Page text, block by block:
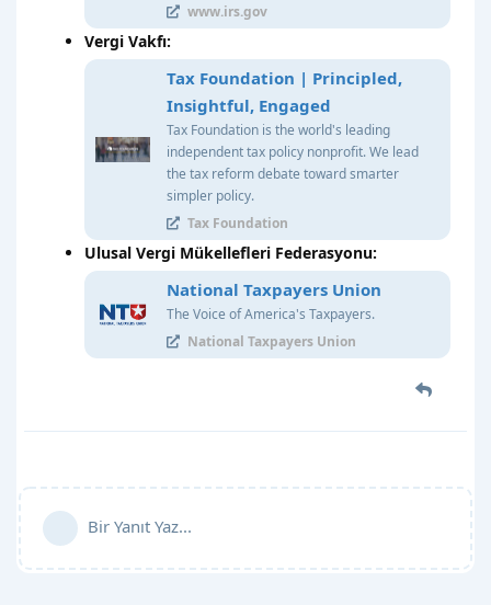
www.irs.gov
Vergi Vakfı:
Tax Foundation | Principled,
Insightful, Engaged
Tax Foundation is the world's leading
independent tax policy nonprofit. We lead
the tax reform debate toward smarter
simpler policy.
Tax Foundation
Ulusal Vergi Mükellefleri Federasyonu:
National Taxpayers Union
The Voice of America's Taxpayers.
National Taxpayers Union
Bir Yanıt Yaz...